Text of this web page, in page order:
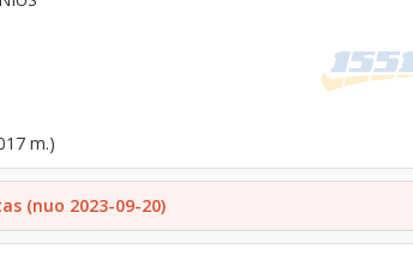
m.)
(nuo 2023-09-20)